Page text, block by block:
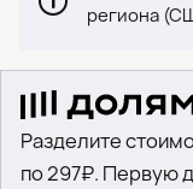
региона
Разделите
по 297₽. Первую